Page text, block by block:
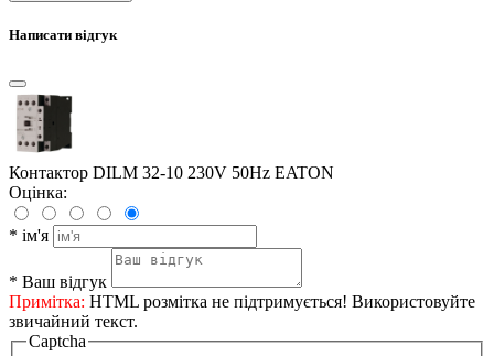
Написати відгук
Контактор DILM 32-10 230V 50Hz EATON
Оцінка:
* ім'я
* Ваш відгук
Примітка: HTML розмітка не підтримується! Використовуйте
звичайний текст.
Captcha